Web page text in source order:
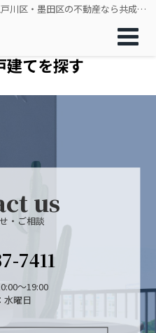
学校区で一戸建てを探す｜江東区・江戸川区・墨田区の不動産なら共成不動産販売
建てを探す
us
・ご相談
7411
～19:00
水曜日